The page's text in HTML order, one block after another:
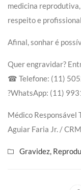
medicina
respeito e
Afinal, sonhar é
Quer engravidar?
☎ Telefone: (11)
?WhatsApp: (11)
Médico Responsável
Aguiar Faria Jr. /
Gravidez,